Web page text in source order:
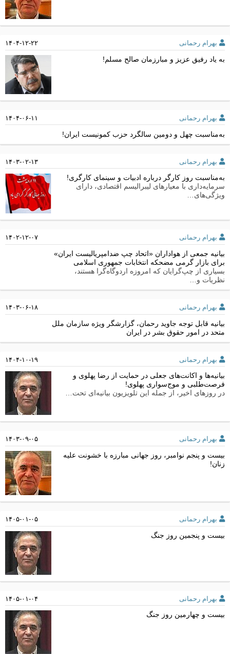
بهرام رحمانی ۱۴۰۴-۱۲-۲۲
به یاد رفیق عزیز و مبارزمان صالح مسلم!
بهرام رحمانی ۱۴۰۴-۰۶-۱۱
به‌مناسبت چهل و دومین سالگرد حزب کمونیست ایران!
بهرام رحمانی ۱۴۰۳-۰۲-۱۳
به‌مناسبت روز کارگر درباره ادبیات و سینمای کارگری!
سرمایه‌داری با معیارهای لیبرالیسم اقتصادی، دارای
ویژگی‌های…
بهرام رحمانی ۱۴۰۲-۱۲-۰۷
بیانیه جمعی از هواداران «اتحاد چپ ضدامپریالیست ایران»
برای بازار گرمی مضحکه انتخابات جمهوری اسلامی
بسیاری از چپ‌گرایان که امروزه اردوگاه‌گرا هستند،
نظریات و…
بهرام رحمانی ۱۴۰۳-۰۶-۱۸
بیانیه قابل توجه جاوید رحمان، گزارشگر ویژه سازمان ملل
متحد در امور حقوق بشر در ایران
بهرام رحمانی ۱۴۰۴-۱۰-۱۹
بیانیه‌ها و اکانت‌های جعلی در حمایت از رضا پهلوی و
فرصت‌طلبی و موج‌سواری پهلوی!
در روزهای اخیر، از جمله این تلویزیون بیانیه‌ای تحت…
بهرام رحمانی ۱۴۰۳-۰۹-۰۵
بیست و پنجم نوامبر، روز جهانی مبارزه با خشونت علیه
زنان!
بهرام رحمانی ۱۴۰۵-۰۱-۰۵
بیست و پنجمین روز جنگ
بهرام رحمانی ۱۴۰۵-۰۱-۰۴
بیست و چهارمین روز جنگ